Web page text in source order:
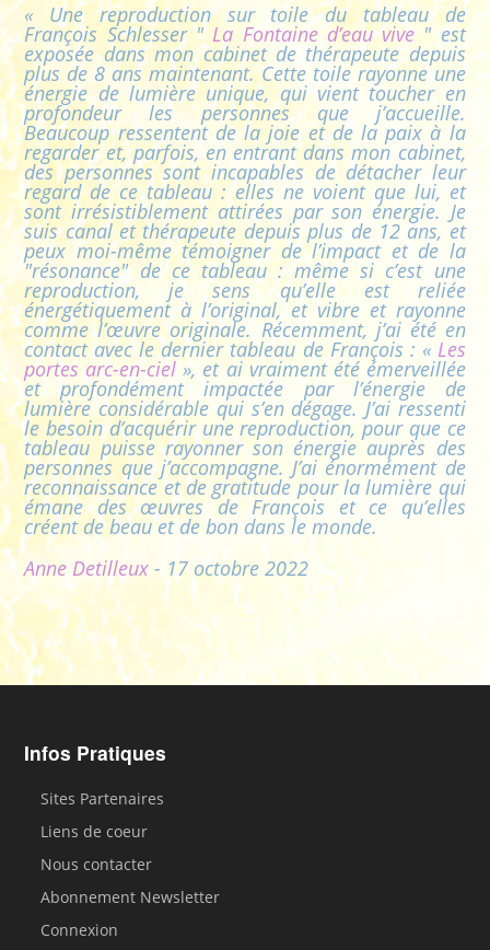
« Une reproduction sur toile du tableau de
François Schlesser " La Fontaine d’eau vive" est
exposée dans mon cabinet de thérapeute depuis
plus de 8 ans maintenant. Cette toile rayonne une
énergie de lumière unique, qui vient toucher en
profondeur les personnes que j’accueille.
Beaucoup ressentent de la joie et de la paix à la
regarder et, parfois, en entrant dans mon cabinet,
des personnes sont incapables de détacher leur
regard de ce tableau : elles ne voient que lui, et
sont irrésistiblement attirées par son énergie. Je
suis canal et thérapeute depuis plus de 12 ans, et
peux moi-même témoigner de l’impact et de la
"résonance" de ce tableau : même si c’est une
reproduction, je sens qu’elle est reliée
énergétiquement à l’original, et vibre et rayonne
comme l’œuvre originale. Récemment, j’ai été en
contact avec le dernier tableau de François : « Les
portes arc-en-ciel », et ai vraiment été émerveillée
et profondément impactée par l’énergie de
lumière considérable qui s’en dégage. J’ai ressenti
le besoin d’acquérir une reproduction, pour que ce
tableau puisse rayonner son énergie auprès des
personnes que j’accompagne. J’ai énormément de
reconnaissance et de gratitude pour la lumière qui
émane des œuvres de François et ce qu’elles
créent de beau et de bon dans le monde.
Anne Detilleux - 17 octobre 2022
Infos Pratiques
Sites Partenaires
Liens de coeur
Nous contacter
Abonnement Newsletter
Connexion